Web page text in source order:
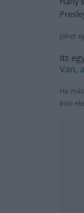
Jöhet
Itt
Van,
Ha
kvíz-